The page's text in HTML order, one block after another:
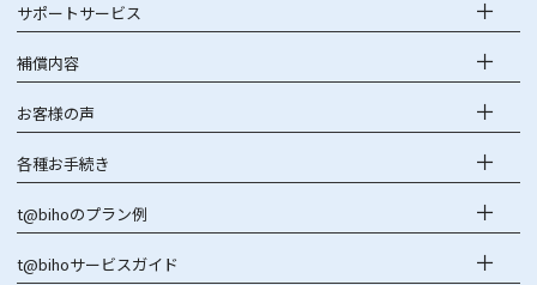
サポートサービス
補償内容
お客様の声
各種お手続き
t@bihoのプラン例
t@bihoサービスガイド